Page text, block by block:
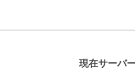
現在サーバ